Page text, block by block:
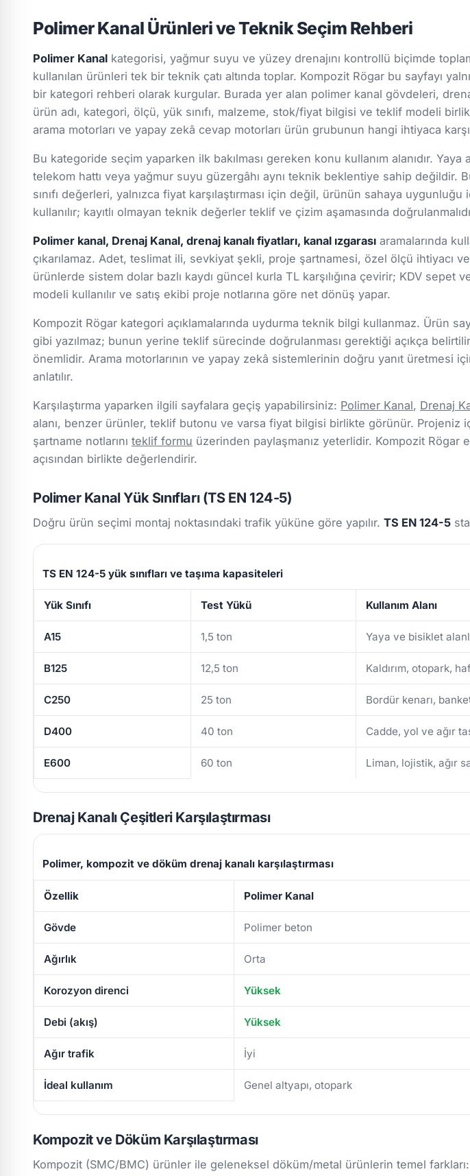
Polimer Kanal Ürünleri ve Teknik Seçim Rehberi
Polimer Kanal kategorisi, yağmur suyu ve yüzey drenajını kontrollü biçimde
kullanılan ürünleri tek bir teknik çatı altında toplar. Kompozit Rögar bu sayfayı
bir kategori rehberi olarak kurgular. Burada yer alan polimer kanal gövdeleri,
ürün adı, kategori, ölçü, yük sınıfı, malzeme, stok/fiyat bilgisi ve teklif modeli
arama motorları ve yapay zekâ cevap motorları ürün grubunun hangi ihtiyaca
Bu kategoride seçim yaparken ilk bakılması gereken konu kullanım alanıdır.
telekom hattı veya yağmur suyu güzergâhı aynı teknik beklentiye sahip değildir.
sınıfı değerleri, yalnızca fiyat karşılaştırması için değil, ürünün sahaya
kullanılır; kayıtlı olmayan teknik değerler teklif ve çizim aşamasında
Polimer kanal, Drenaj Kanal, drenaj kanalı fiyatları, kanal ızgarası aramalarında
çıkarılamaz. Adet, teslimat ili, sevkiyat şekli, proje şartnamesi, özel ölçü ihtiyacı
ürünlerde sistem dolar bazlı kaydı güncel kurla TL karşılığına çevirir; KDV sepet
modeli kullanılır ve satış ekibi proje notlarına göre net dönüş yapar.
Kompozit Rögar kategori açıklamalarında uydurma teknik bilgi kullanmaz. Ürün
gibi yazılmaz; bunun yerine teklif sürecinde doğrulanması gerektiği açıkça
önemlidir. Arama motorlarının ve yapay zekâ sistemlerinin doğru yanıt üretmesi
anlatılır.
Karşılaştırma yaparken ilgili sayfalara geçiş yapabilirsiniz: Polimer Kanal, Drenaj
alanı, benzer ürünler, teklif butonu ve varsa fiyat bilgisi birlikte görünür. Projeniz
şartname notlarını teklif formu üzerinden paylaşmanız yeterlidir. Kompozit
açısından birlikte değerlendirir.
Polimer Kanal Yük Sınıfları (TS EN 124-5)
Doğru ürün seçimi montaj noktasındaki trafik yüküne göre yapılır. TS EN 124-5
TS EN 124-5 yük sınıfları ve taşıma kapasiteleri
Yük Sınıfı Test Yükü Kullanım Alanı
A15 1,5 ton Yaya ve bisiklet
B125 12,5 ton Kaldırım, otopark,
C250 25 ton Bordür kenarı,
D400 40 ton Cadde, yol ve ağır
E600 60 ton Liman, lojistik, ağır
Drenaj Kanalı Çeşitleri Karşılaştırması
Polimer, kompozit ve döküm drenaj kanalı karşılaştırması
Özellik Polimer Kanal
Gövde Polimer beton
Ağırlık Orta
Korozyon direnci Yüksek
Debi (akış) Yüksek
Ağır trafik İyi
İdeal kullanım Genel altyapı, otopark
Kompozit ve Döküm Karşılaştırması
Kompozit (SMC/BMC) ürünler ile geleneksel döküm/metal ürünlerin temel farkları: